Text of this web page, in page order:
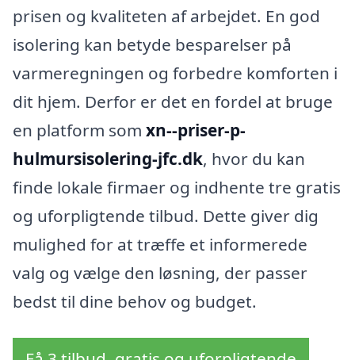
prisen og kvaliteten af arbejdet. En god
isolering kan betyde besparelser på
varmeregningen og forbedre komforten i
dit hjem. Derfor er det en fordel at bruge
en platform som xn--priser-p-
hulmursisolering-jfc.dk, hvor du kan
finde lokale firmaer og indhente tre gratis
og uforpligtende tilbud. Dette giver dig
mulighed for at træffe et informerede
valg og vælge den løsning, der passer
bedst til dine behov og budget.